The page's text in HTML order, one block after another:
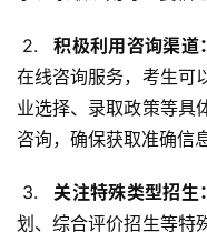
2.
积极利用咨询渠道
在线咨询服务，考生可
业选择、录取政策等具
咨询，确保获取准确信息
3.
关注特殊类型招生
划、综合评价招生等特